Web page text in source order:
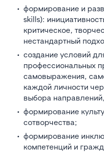
формирование и
skills):
критическое,
нестандартный
создание условий
профессиональных
самовыражения,
каждой личности
выбора
формирование
сотворчества;
формирование
компетенций и